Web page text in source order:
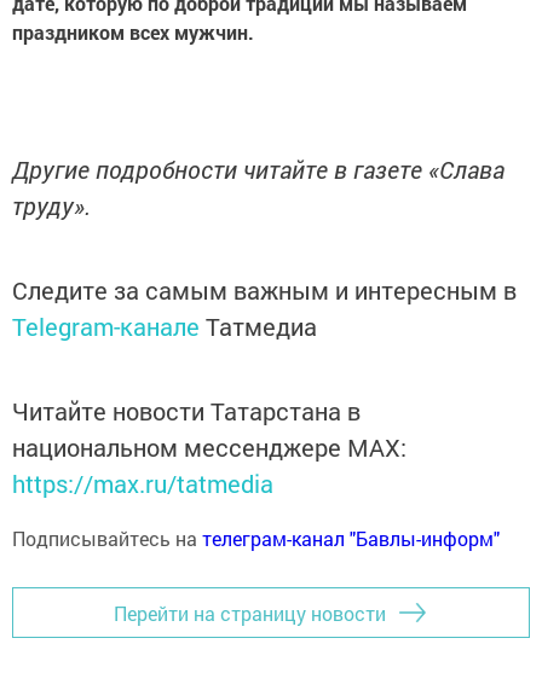
праздником всех мужчин.
Другие подробности читайте в газете «Слава
труду».
Следите за самым важным и интересным в
Telegram-канале Татмедиа
Читайте новости Татарстана в
национальном мессенджере MАХ:
https://max.ru/tatmedia
Подписывайтесь на телеграм-канал "Бавлы-информ"
Перейти на страницу новости